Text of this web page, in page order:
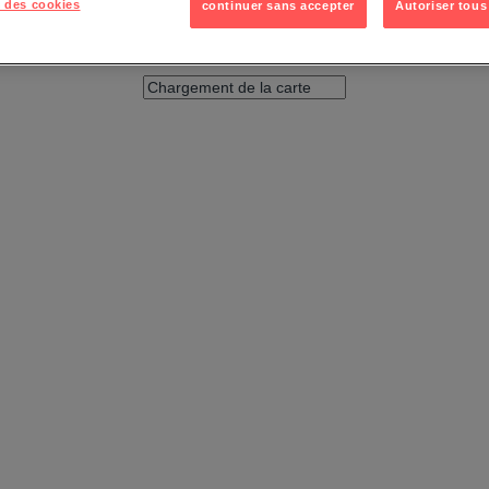
des cookies continuer sans accepter Autoriser tous